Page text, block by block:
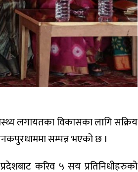
लगायतका विकासका लागि सक्रिय
सम्पन्न भएको छ ।
करिव ५ सय प्रतिनिधीहरुको